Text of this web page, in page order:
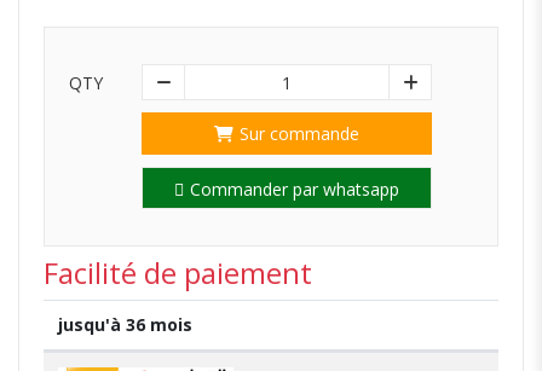
QTY 1
Sur commande
Commander par whatsapp
Facilité de paiement
jusqu'à 36 mois